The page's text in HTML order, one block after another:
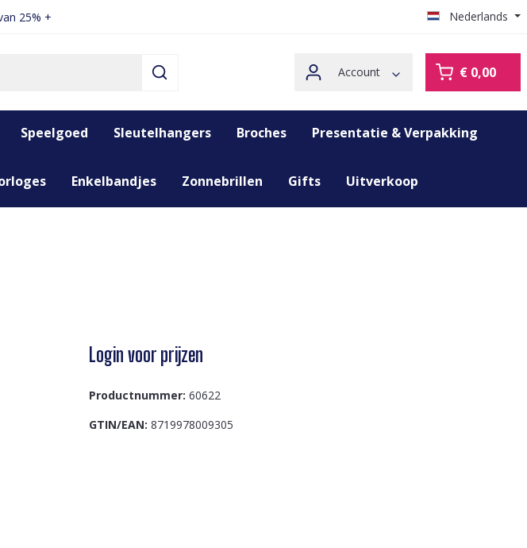
25% + Nederlands
Account € 0,00
Speelgoed Sleutelhangers Broches Presentatie & Verpakking
Enkelbandjes Zonnebrillen Gifts Uitverkoop
Login voor prijzen
Productnummer: 60622
GTIN/EAN: 8719978009305